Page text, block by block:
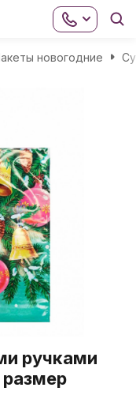
новогодние
ручками